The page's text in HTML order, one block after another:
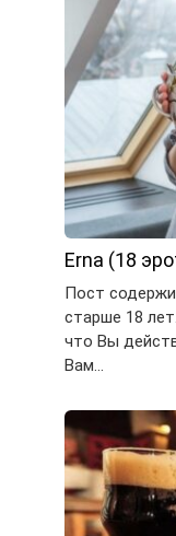
Erna (18
Пост
старше 18
что Вы
Вам…